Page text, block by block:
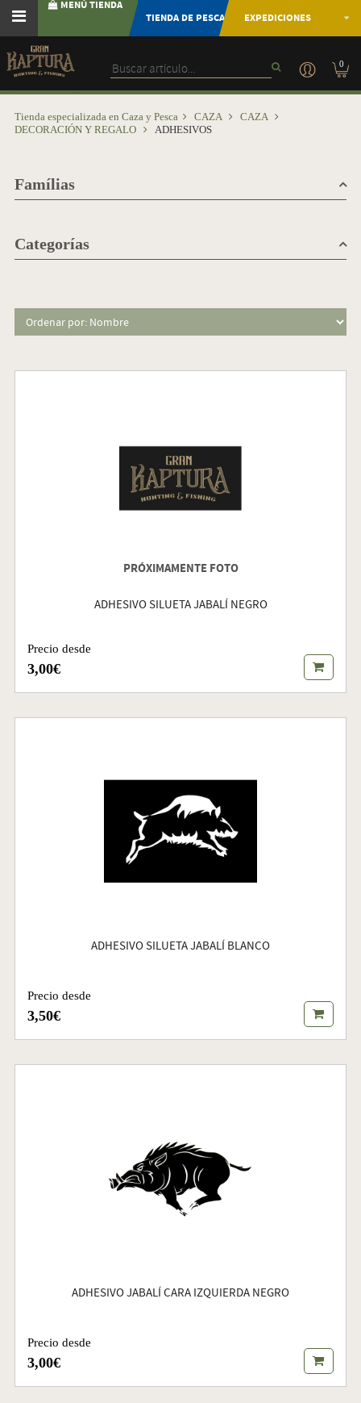
MENÚ TIENDA
TIENDA DE PESCA
EXPEDICIONES
0
Tienda especializada en Caza y Pesca CAZA
CAZA
DECORACIÓN Y REGALO
ADHESIVOS
Famílias
Categorías
PRÓXIMAMENTE FOTO
ADHESIVO SILUETA JABALÍ NEGRO
Precio desde
3,00€
ADHESIVO SILUETA JABALÍ BLANCO
Precio desde
3,50€
ADHESIVO JABALÍ CARA IZQUIERDA NEGRO
Precio desde
3,00€